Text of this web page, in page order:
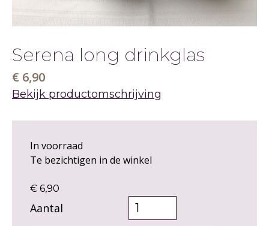
Serena long drinkglas
€ 6,90
Bekijk productomschrijving
In voorraad
Te bezichtigen in de winkel
€ 6,90
Aantal